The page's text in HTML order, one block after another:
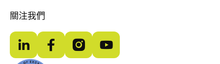
關注我們
LinkedInFacebookInstagramYouTube